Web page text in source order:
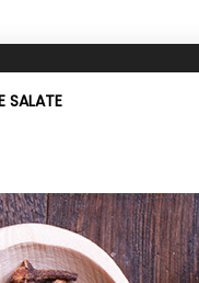
SALATE